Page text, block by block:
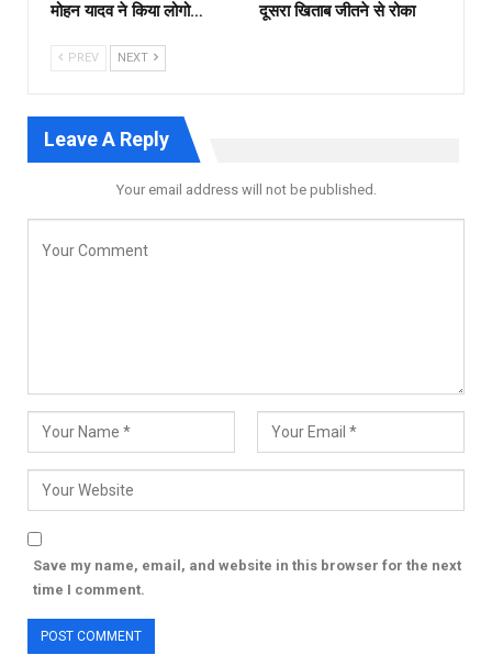
मोहन यादव ने किया लोगो…
दूसरा खिताब जीतने से रोका
PREV NEXT
Leave A Reply
Your email address will not be published.
Save my name, email, and website in this browser for the next
time I comment.